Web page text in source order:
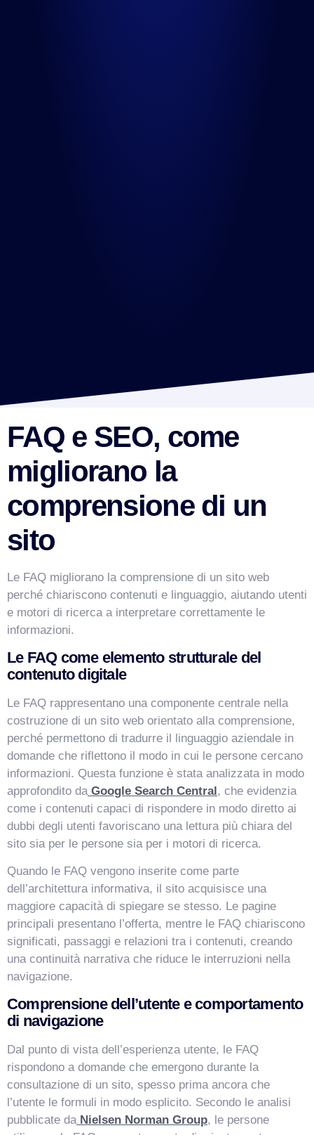
FAQ e SEO, come
migliorano la
comprensione di un
sito
Le FAQ migliorano la comprensione di un sito web
perché chiariscono contenuti e linguaggio, aiutando utenti
e motori di ricerca a interpretare correttamente le
informazioni.
Le FAQ come elemento strutturale del
contenuto digitale
Le FAQ rappresentano una componente centrale nella
costruzione di un sito web orientato alla comprensione,
perché permettono di tradurre il linguaggio aziendale in
domande che riflettono il modo in cui le persone cercano
informazioni. Questa funzione è stata analizzata in modo
approfondito da Google Search Central, che evidenzia
come i contenuti capaci di rispondere in modo diretto ai
dubbi degli utenti favoriscano una lettura più chiara del
sito sia per le persone sia per i motori di ricerca.
Quando le FAQ vengono inserite come parte
dell’architettura informativa, il sito acquisisce una
maggiore capacità di spiegare se stesso. Le pagine
principali presentano l’offerta, mentre le FAQ chiariscono
significati, passaggi e relazioni tra i contenuti, creando
una continuità narrativa che riduce le interruzioni nella
navigazione.
Comprensione dell’utente e comportamento
di navigazione
Dal punto di vista dell’esperienza utente, le FAQ
rispondono a domande che emergono durante la
consultazione di un sito, spesso prima ancora che
l’utente le formuli in modo esplicito. Secondo le analisi
pubblicate da Nielsen Norman Group, le persone
VismarChat AI Agent